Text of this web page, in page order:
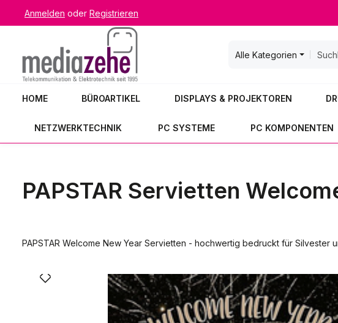
Hauptinhalt springen
Zur Suche springen
Zur Hauptnavigation springen
Anmelden oder Registrieren
Alle Kategorien
HOME BÜROARTIKEL DISPLAYS & PROJEKTOREN
NETZWERKTECHNIK PC SYSTEME PC KOMPONENTEN
PAPSTAR Servietten
PAPSTAR Welcome New Year Servietten - hochwertig bedruckt für Silvester
Bildergalerie überspringen